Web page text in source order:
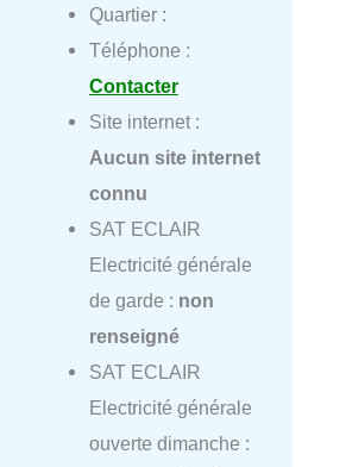
Quartier :
Téléphone :
Contacter
Site internet :
Aucun site internet
connu
SAT ECLAIR
Electricité générale
de garde : non
renseigné
SAT ECLAIR
Electricité générale
ouverte dimanche :